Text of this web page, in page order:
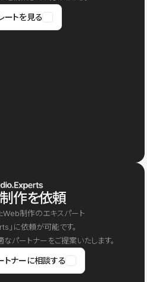
ートを見る
作を依頼
制作のエキスパート
」に依頼が可能です。
パートナーをご提案いたします。
トナーに相談する